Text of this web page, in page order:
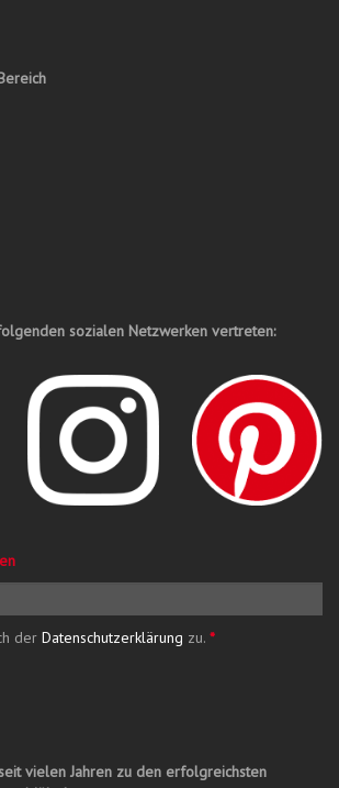
sozialen Netzwerken vertreten:
der Datenschutzerklärung zu. *
vielen Jahren zu den erfolgreichsten